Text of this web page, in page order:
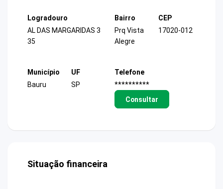
Logradouro
AL DAS MARGARIDAS 3
35
Bairro
Prq Vista
Alegre
CEP
17020-012
Município
Bauru
UF
SP
Telefone
**********
Consultar
Situação financeira